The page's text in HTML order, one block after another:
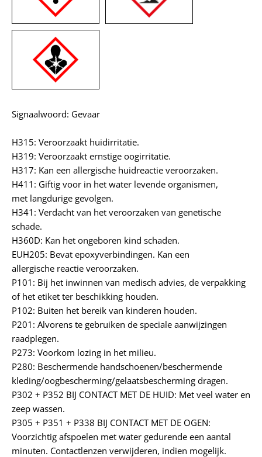
Signaalwoord: Gevaar
H315: Veroorzaakt huidirritatie.
H319: Veroorzaakt ernstige oogirritatie.
H317: Kan een allergische huidreactie veroorzaken.
H411: Giftig voor in het water levende organismen,
met langdurige gevolgen.
H341: Verdacht van het veroorzaken van genetische
schade.
H360D: Kan het ongeboren kind schaden.
EUH205: Bevat epoxyverbindingen. Kan een
allergische reactie veroorzaken.
P101: Bij het inwinnen van medisch advies, de verpakking
of het etiket ter beschikking houden.
P102: Buiten het bereik van kinderen houden.
P201: Alvorens te gebruiken de speciale aanwijzingen
raadplegen.
P273: Voorkom lozing in het milieu.
P280: Beschermende handschoenen/beschermende
kleding/oogbescherming/gelaatsbescherming dragen.
P302 + P352 BIJ CONTACT MET DE HUID: Met veel water en
zeep wassen.
P305 + P351 + P338 BIJ CONTACT MET DE OGEN:
Voorzichtig afspoelen met water gedurende een aantal
minuten. Contactlenzen verwijderen, indien mogelijk.